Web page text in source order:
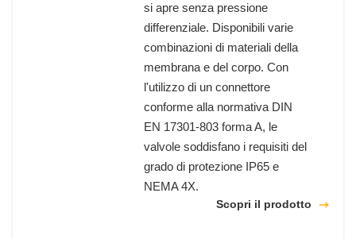
si apre senza pressione
differenziale. Disponibili varie
combinazioni di materiali della
membrana e del corpo. Con
l'utilizzo di un connettore
conforme alla normativa DIN
EN 17301-803 forma A, le
valvole soddisfano i requisiti del
grado di protezione IP65 e
NEMA 4X.
Scopri il prodotto